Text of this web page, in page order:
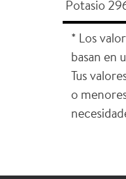
Potasio
* Los
basan en
Tus
o